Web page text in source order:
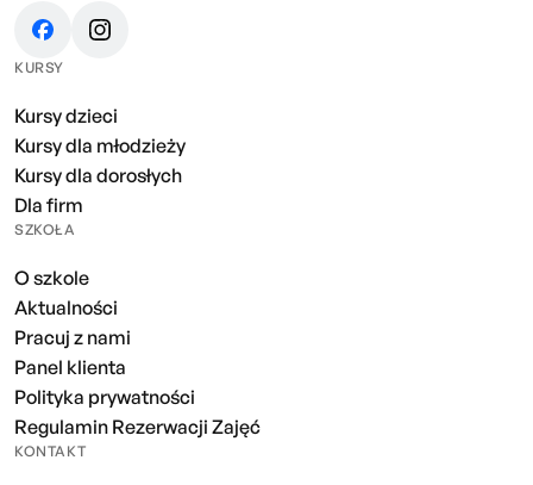
KURSY
Kursy dzieci
Kursy dla młodzieży
Kursy dla dorosłych
Dla firm
SZKOŁA
O szkole
Aktualności
Pracuj z nami
Panel klienta
Polityka prywatności
Regulamin Rezerwacji Zajęć
KONTAKT